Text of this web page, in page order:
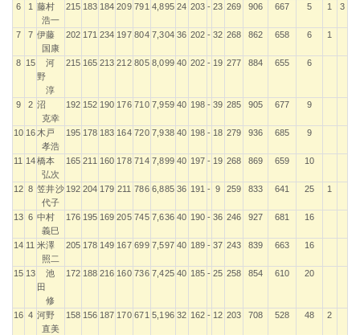
6 1
藤村
浩一
215 183 184 209 791 4,895 24 203 - 23 269 906 667 5 1 3
7 7 伊藤
国康
202 171 234 197 804 7,304 36 202 - 32 268 862 658 6 1
8 15
河
野
淳
215 165 213 212 805 8,099 40 202 - 19 277 884 655 6
9 2 沼
克幸
192 152 190 176 710 7,959 40 198 - 39 285 905 677 9
10 16 木戸
孝浩
195 178 183 164 720 7,938 40 198 - 18 279 936 685 9
11 14橋本
弘次
165 211 160 178 714 7,899 40 197 - 19 268 869 659 10
12 8 笠井沙
代子
192 204 179 211 786 6,885 36 191 - 9 259 833 641 25 1
13 6 中村
義巳
176 195 169 205 745 7,636 40 190 - 36 246 927 681 16
14 11 米澤
照二
205 178 149 167 699 7,597 40 189 - 37 243 839 663 16
15 13
池
田
修
172 188 216 160 736 7,425 40 185 - 25 258 854 610 20
16 4 河野
直美
158 156 187 170 671 5,196 32 162 - 12 203 708 528 48 2